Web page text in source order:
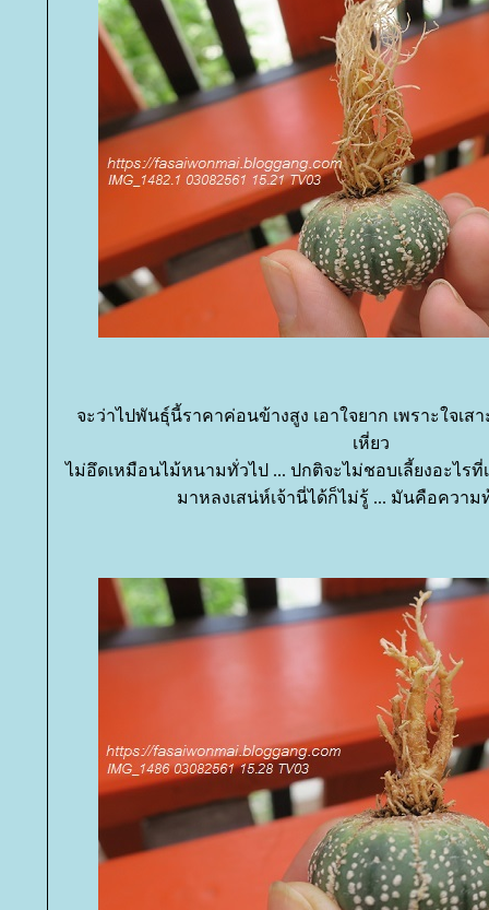
จะว่าไปพันธุ์นี้ราคาค่อนข้างสูง เอาใจยาก เพราะใจเ
เหี่ยว
ไม่อึดเหมือนไม้หนามทั่วไป ... ปกติจะไม่ชอบเลี้ยงอะไรที่
มาหลงเสน่ห์เจ้านี่ได้ก็ไม่รู้ ... มันคือความ